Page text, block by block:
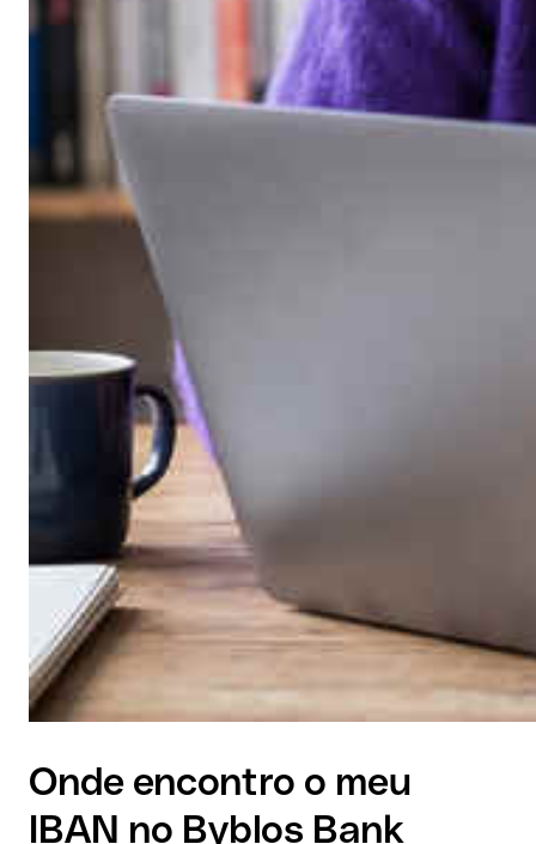
Onde encontro o meu
IBAN no Byblos Bank